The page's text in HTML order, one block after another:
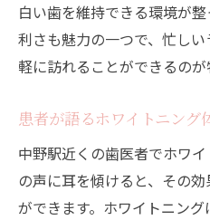
白い歯を維持できる環境が
利さも魅力の一つで、忙し
軽に訪れることができるのが
患者が語るホワイトニング
中野駅近くの歯医者でホワ
の声に耳を傾けると、その
ができます。ホワイトニン